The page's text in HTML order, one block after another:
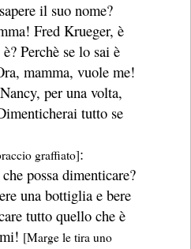
il suo nome?
Fred Krueger, è
Perchè se lo sai è
mamma, vuole me!
per una volta,
tutto se
graffiato]:
possa dimenticare?
una bottiglia e bere
tutto quello che è
[Marge le tira uno